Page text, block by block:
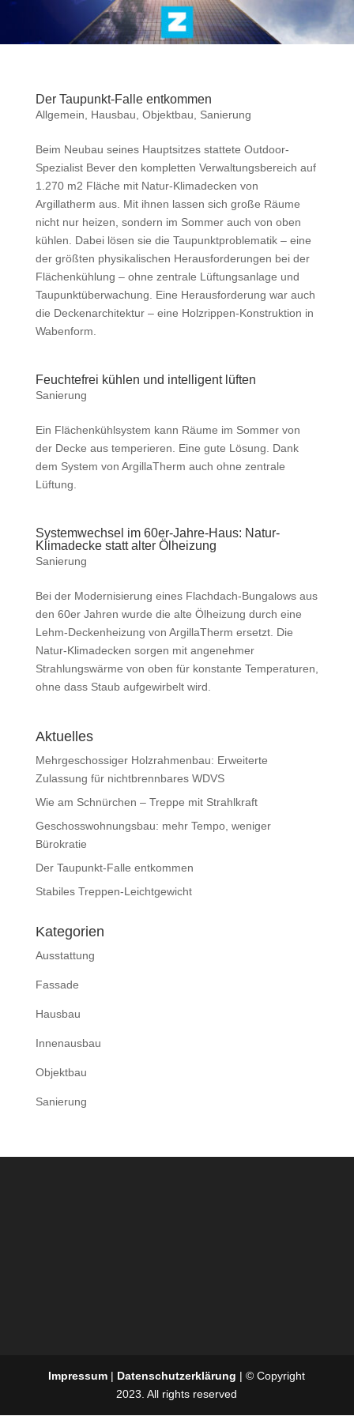
Der Taupunkt-Falle entkommen
Allgemein, Hausbau, Objektbau, Sanierung
Beim Neubau seines Hauptsitzes stattete Outdoor-
Spezialist Bever den kompletten Verwaltungsbereich auf
1.270 m2 Fläche mit Natur-Klimadecken von
Argillatherm aus. Mit ihnen lassen sich große Räume
nicht nur heizen, sondern im Sommer auch von oben
kühlen. Dabei lösen sie die Taupunktproblematik – eine
der größten physikalischen Herausforderungen bei der
Flächenkühlung – ohne zentrale Lüftungsanlage und
Taupunktüberwachung. Eine Herausforderung war auch
die Deckenarchitektur – eine Holzrippen-Konstruktion in
Wabenform.
Feuchtefrei kühlen und intelligent lüften
Sanierung
Ein Flächenkühlsystem kann Räume im Sommer von
der Decke aus temperieren. Eine gute Lösung. Dank
dem System von ArgillaTherm auch ohne zentrale
Lüftung.
Systemwechsel im 60er-Jahre-Haus: Natur-
Klimadecke statt alter Ölheizung
Sanierung
Bei der Modernisierung eines Flachdach-Bungalows aus
den 60er Jahren wurde die alte Ölheizung durch eine
Lehm-Deckenheizung von ArgillaTherm ersetzt. Die
Natur-Klimadecken sorgen mit angenehmer
Strahlungswärme von oben für konstante Temperaturen,
ohne dass Staub aufgewirbelt wird.
Aktuelles
Mehrgeschossiger Holzrahmenbau: Erweiterte
Zulassung für nichtbrennbares WDVS
Wie am Schnürchen – Treppe mit Strahlkraft
Geschosswohnungsbau: mehr Tempo, weniger
Bürokratie
Der Taupunkt-Falle entkommen
Stabiles Treppen-Leichtgewicht
Kategorien
Ausstattung
Fassade
Hausbau
Innenausbau
Objektbau
Sanierung
Impressum | Datenschutzerklärung | © Copyright
2023. All rights reserved